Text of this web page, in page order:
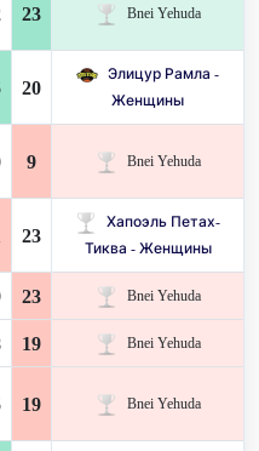
23 Bnei Yehuda
20
Элицур Рамла -
Женщины
9 Bnei Yehuda
23
Хапоэль Петах-
Тиква - Женщины
23 Bnei Yehuda
19 Bnei Yehuda
19 Bnei Yehuda